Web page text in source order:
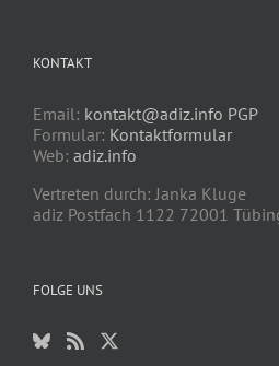
KONTAKT
Email: kontakt@adiz.info PGP
Formular: Kontaktformular
Web: adiz.info
Vertreten durch: Janka Kluge
adiz Postfach 1122 72001
FOLGE UNS